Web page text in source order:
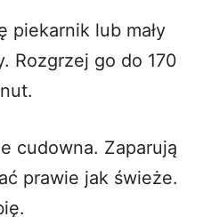
piekarnik lub mały
Rozgrzej go do 170
cudowna. Zaparują
prawie jak świeże.